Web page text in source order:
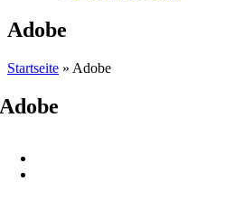
Adobe
Startseite » Adobe
Adobe